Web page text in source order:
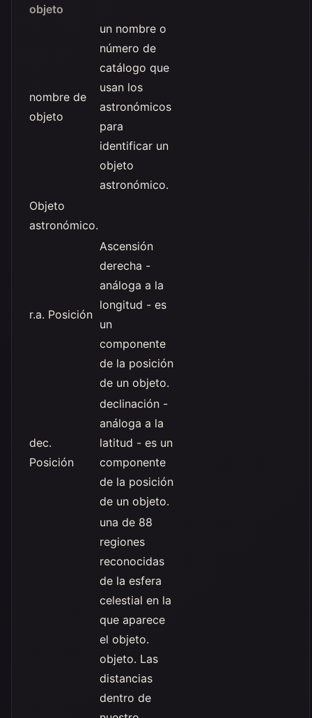
objeto
nombre de
objeto
un nombre o
número de
catálogo que
usan los
astronómicos
para
identificar un
objeto
astronómico.
Objeto
astronómico.
r.a. Posición
Ascensión
derecha -
análoga a la
longitud - es
un
componente
de la posición
de un objeto.
dec.
Posición
declinación -
análoga a la
latitud - es un
componente
de la posición
de un objeto.
una de 88
regiones
reconocidas
de la esfera
celestial en la
que aparece
el objeto.
objeto. Las
distancias
dentro de